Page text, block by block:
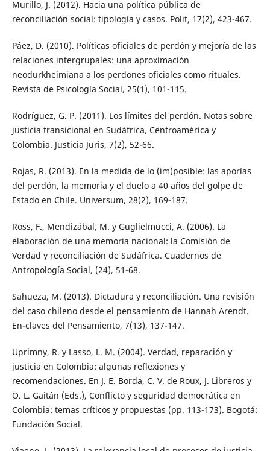
Murillo, J. (2012). Hacia una política pública de
reconciliación social: tipología y casos. Polit, 17(2), 423-467.
Páez, D. (2010). Políticas oficiales de perdón y mejoría de las
relaciones intergrupales: una aproximación
neodurkheimiana a los perdones oficiales como rituales.
Revista de Psicología Social, 25(1), 101-115.
Rodríguez, G. P. (2011). Los límites del perdón. Notas sobre
justicia transicional en Sudáfrica, Centroamérica y
Colombia. Justicia Juris, 7(2), 52-66.
Rojas, R. (2013). En la medida de lo (im)posible: las aporías
del perdón, la memoria y el duelo a 40 años del golpe de
Estado en Chile. Universum, 28(2), 169-187.
Ross, F., Mendizábal, M. y Guglielmucci, A. (2006). La
elaboración de una memoria nacional: la Comisión de
Verdad y reconciliación de Sudáfrica. Cuadernos de
Antropología Social, (24), 51-68.
Sahueza, M. (2013). Dictadura y reconciliación. Una revisión
del caso chileno desde el pensamiento de Hannah Arendt.
En-claves del Pensamiento, 7(13), 137-147.
Uprimny, R. y Lasso, L. M. (2004). Verdad, reparación y
justicia en Colombia: algunas reflexiones y
recomendaciones. En J. E. Borda, C. V. de Roux, J. Libreros y
O. L. Gaitán (Eds.), Conflicto y seguridad democrática en
Colombia: temas críticos y propuestas (pp. 113-173). Bogotá:
Fundación Social.